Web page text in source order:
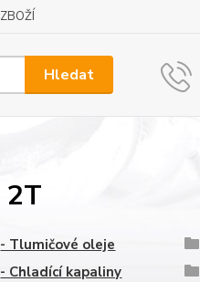
Hledat
2T
- Tlumičové oleje
- Chladící kapaliny